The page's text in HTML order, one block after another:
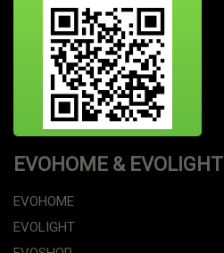
EVOHOME & EVOLIGHT
EVOHOME
EVOLIGHT